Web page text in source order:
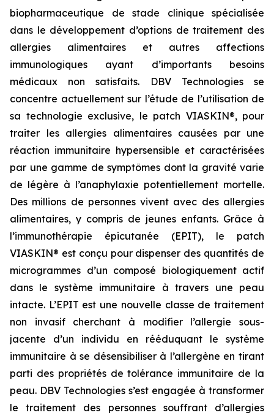
biopharmaceutique de stade clinique spécialisée
dans le développement d’options de traitement des
allergies alimentaires et autres affections
immunologiques ayant d’importants besoins
médicaux non satisfaits. DBV Technologies se
concentre actuellement sur l’étude de l’utilisation de
sa technologie exclusive, le patch VIASKIN®, pour
traiter les allergies alimentaires causées par une
réaction immunitaire hypersensible et caractérisées
par une gamme de symptômes dont la gravité varie
de légère à l’anaphylaxie potentiellement mortelle.
Des millions de personnes vivent avec des allergies
alimentaires, y compris de jeunes enfants. Grâce à
l’immunothérapie épicutanée (EPIT), le patch
VIASKIN® est conçu pour dispenser des quantités de
microgrammes d’un composé biologiquement actif
dans le système immunitaire à travers une peau
intacte. L’EPIT est une nouvelle classe de traitement
non invasif cherchant à modifier l’allergie sous-
jacente d’un individu en rééduquant le système
immunitaire à se désensibiliser à l’allergène en tirant
parti des propriétés de tolérance immunitaire de la
peau. DBV Technologies s’est engagée à transformer
le traitement des personnes souffrant d’allergies